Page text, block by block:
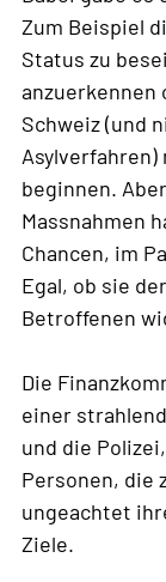
Zum Beispiel
Status zu
anzuerkennen
Schweiz (und
beginnen.
Massnahmen
Chancen, im
Egal, ob sie
Betroffenen
Die
einer
und die
Personen, die
ungeachtet
Ziele.